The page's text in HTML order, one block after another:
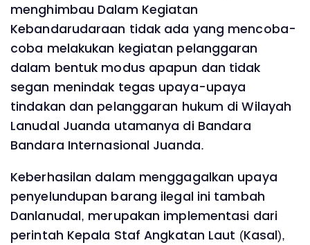
menghimbau Dalam Kegiatan
Kebandarudaraan tidak ada yang mencoba-
coba melakukan kegiatan pelanggaran
dalam bentuk modus apapun dan tidak
segan menindak tegas upaya-upaya
tindakan dan pelanggaran hukum di Wilayah
Lanudal Juanda utamanya di Bandara
Bandara Internasional Juanda.
Keberhasilan dalam menggagalkan upaya
penyelundupan barang ilegal ini tambah
Danlanudal, merupakan implementasi dari
perintah Kepala Staf Angkatan Laut (Kasal),